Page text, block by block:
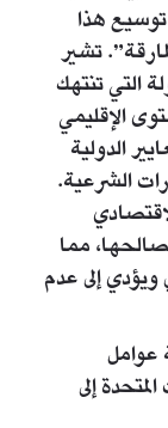
هذا
تشير
التي تنتهك
الإقليمي
الدولية
الشرعية.
مما
إلى عدم
ثلاثة عوامل
إلى